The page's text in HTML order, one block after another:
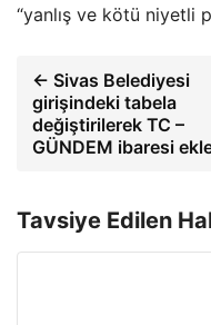
“yanlış ve kötü niyetli
← Sivas Belediyesi
girişindeki tabela
değiştirilerek TC –
GÜNDEM ibaresi
Tavsiye Edilen